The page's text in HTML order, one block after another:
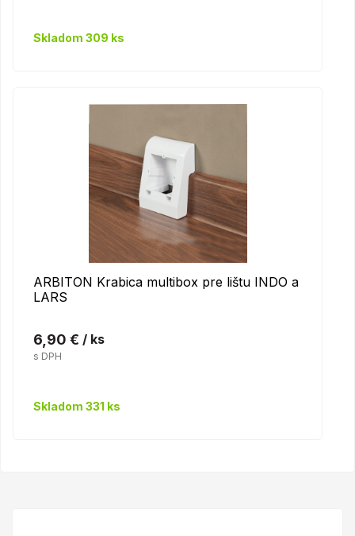
Skladom 309 ks
ARBITON Krabica multibox pre lištu INDO a
LARS
6,90 € / ks
s DPH
Skladom 331 ks